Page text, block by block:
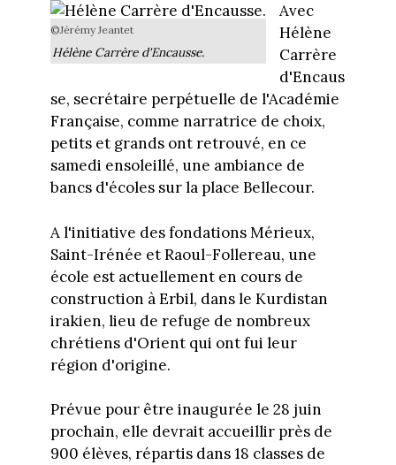
©Jérémy Jeantet
Hélène Carrère d'Encausse.
Avec
Hélène
Carrère
d'Encaus
se, secrétaire perpétuelle de l'Académie
Française, comme narratrice de choix,
petits et grands ont retrouvé, en ce
samedi ensoleillé, une ambiance de
bancs d'écoles sur la place Bellecour.
A l'initiative des fondations Mérieux,
Saint-Irénée et Raoul-Follereau, une
école est actuellement en cours de
construction à Erbil, dans le Kurdistan
irakien, lieu de refuge de nombreux
chrétiens d'Orient qui ont fui leur
région d'origine.
Prévue pour être inaugurée le 28 juin
prochain, elle devrait accueillir près de
900 élèves, répartis dans 18 classes de